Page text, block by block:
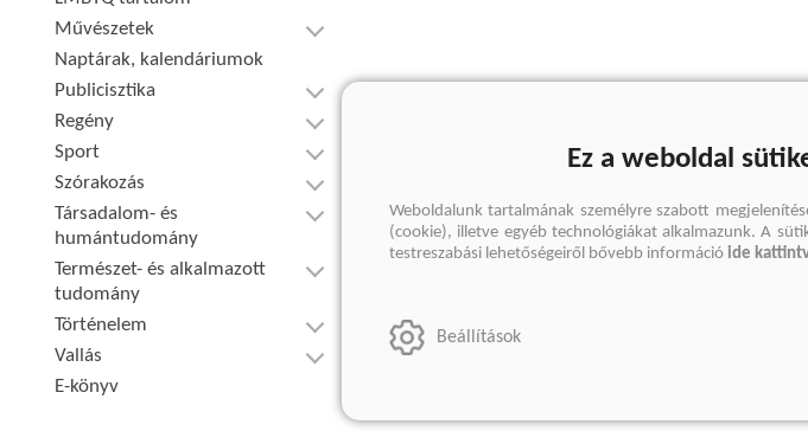
Művészetek
Naptárak, kalendáriumok
Publicisztika
Regény
Sport
Szórakozás
Társadalom- és
humántudomány
Természet- és alkalmazott
tudomány
Történelem
Vallás
E-könyv
Ez a weboldal
Weboldalunk tartalmának személyre szabott
(cookie), illetve egyéb technológiákat alkalmazunk. A
testreszabási lehetőségeiről bővebb információ ide
Beállítások